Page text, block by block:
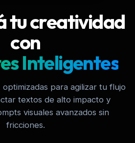
tu creatividad
con
Inteligentes
para agilizar tu flujo
textos de alto impacto y
visuales avanzados sin
fricciones.